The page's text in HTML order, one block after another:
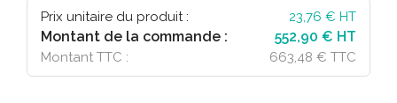
Prix unitaire du produit : 23,76 € HT
Montant de la commande : 552,90 € HT
Montant TTC : 663,48 € TTC